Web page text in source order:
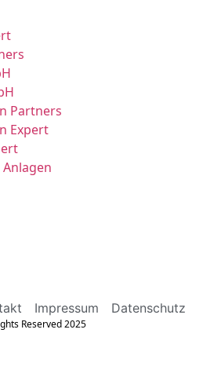
Partners
Expert
Impressum Datenschutz
Reserved 2025